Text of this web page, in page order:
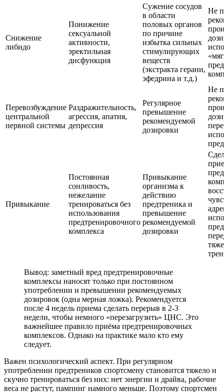
Снижение
либидо
Понижение
сексуальной
активности,
эректильная
дисфункция
Сужение сосудов
в области
половых органов
по причине
избытка сильных
стимулирующих
веществ
(экстракта герани,
эфедрина и т.д.)
Не
Перевозбуждение
центральной
нервной системы
Раздражительность,
агрессия, апатия,
депрессия
Регулярное
превышение
рекомендуемой
дозировки
Не
Привыкание
Постоянная
сонливость,
нежелание
тренироваться без
использования
предтренировочного
комплекса
Привыкание
организма к
действию
предтреника и
превышение
рекомендуемой
дозировки
Вывод: заметный вред предтренировочные
комплексы наносят только при постоянном
употреблении и превышении рекомендуемых
дозировок (одна мерная ложка). Рекомендуется
после 4 недель приема сделать перерыв в 2-3
недели, чтобы немного «перезагрузить» ЦНС. Это
важнейшее правило приёма предтренировочных
комплексов. Однако на практике мало кто ему
следует.
Важен психологический аспект. При регулярном
употреблении предтреников спортсмену становится тяжело и
скучно тренироваться без них: нет энергии и драйва, рабочие
веса не растут, пампинг намного меньше. Поэтому спортсмен